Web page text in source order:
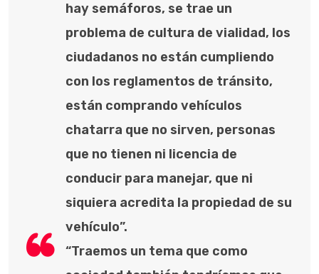
hay semáforos, se trae un
problema de cultura de vialidad, los
ciudadanos no están cumpliendo
con los reglamentos de tránsito,
están comprando vehículos
chatarra que no sirven, personas
que no tienen ni licencia de
conducir para manejar, que ni
siquiera acredita la propiedad de su
vehículo”.
“Traemos un tema que como